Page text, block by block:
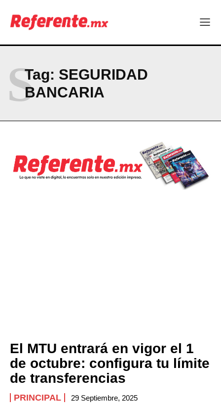
ABOUT
NEWSLETTER
Tag: SEGURIDAD
BANCARIA
S
El MTU entrará en vigor el 1
de octubre: configura tu límite
de transferencias
PRINCIPAL 29 Septiembre, 2025